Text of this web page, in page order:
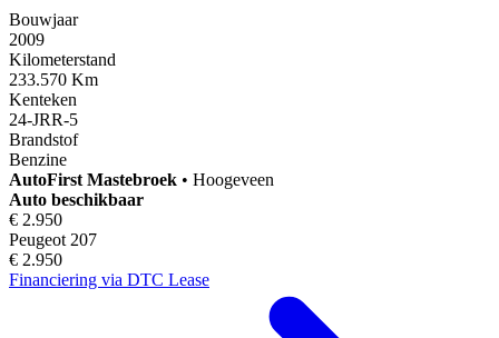
Bouwjaar
2009
Kilometerstand
233.570 Km
Kenteken
24-JRR-5
Brandstof
Benzine
AutoFirst Mastebroek • Hoogeveen
Auto beschikbaar
€ 2.950
Peugeot 207
€ 2.950
Financiering via DTC Lease